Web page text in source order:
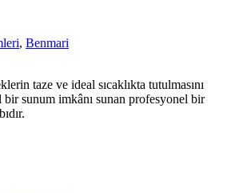
, Benmari
taze ve ideal sıcaklıkta tutulmasını
bir sunum imkânı sunan profesyonel bir